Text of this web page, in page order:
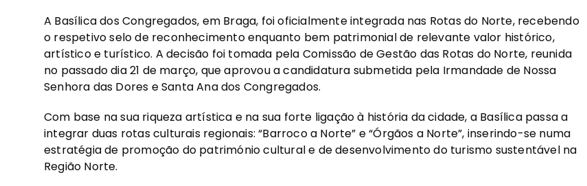
A Basílica dos Congregados, em Braga, foi oficialmente integrada nas Rotas do Norte, recebendo
o respetivo selo de reconhecimento enquanto bem patrimonial de relevante valor histórico,
artístico e turístico. A decisão foi tomada pela Comissão de Gestão das Rotas do Norte, reunida
no passado dia 21 de março, que aprovou a candidatura submetida pela Irmandade de Nossa
Senhora das Dores e Santa Ana dos Congregados.
Com base na sua riqueza artística e na sua forte ligação à história da cidade, a Basílica passa a
integrar duas rotas culturais regionais: “Barroco a Norte” e “Órgãos a Norte”, inserindo-se numa
estratégia de promoção do património cultural e de desenvolvimento do turismo sustentável na
Região Norte.